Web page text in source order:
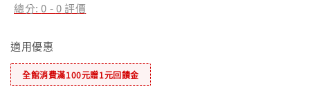
總分:0 -0評價
適用優惠
全館消費滿100元贈1元回饋金